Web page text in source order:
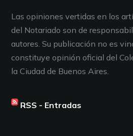
Las opiniones vertidas en los
del Notariado son de
autores. Su publicación no es
constituye opinión oficial del
la Ciudad de Buenos Aires.
RSS - Entradas